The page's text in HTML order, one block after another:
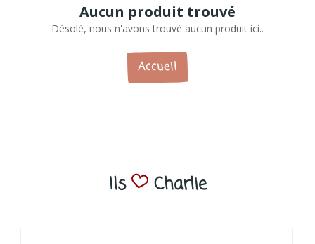
Aucun produit trouvé
Désolé, nous n'avons trouvé aucun produit ici..
Accueil
Ils Charlie